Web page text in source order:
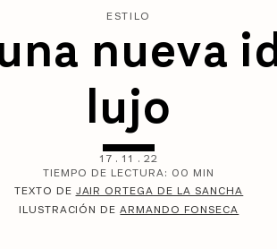
ESTILO
nueva
lujo
17 . 11 . 22
TIEMPO DE LECTURA: 00 MIN
TEXTO DE JAIR ORTEGA DE LA SANCHA
ILUSTRACIÓN DEARMANDO FONSECA